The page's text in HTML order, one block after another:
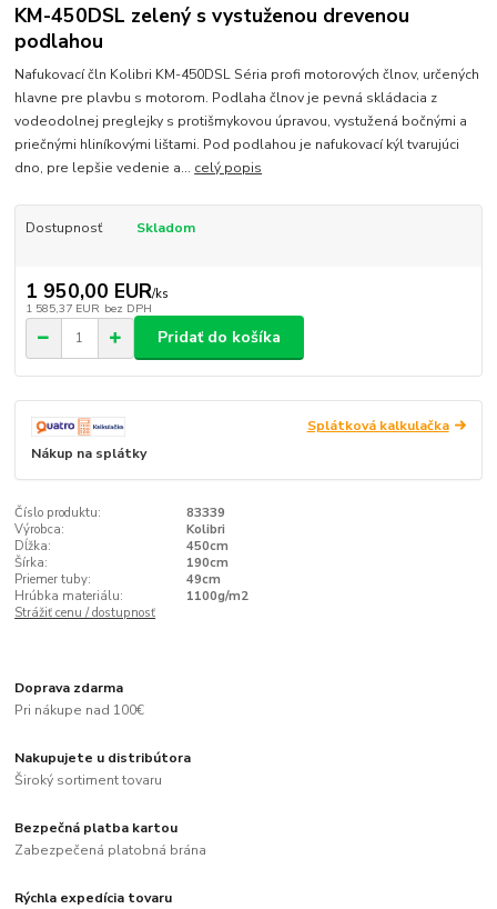
KM-450DSL zelený s vystuženou drevenou
podlahou
Nafukovací čln Kolibri KM-450DSL Séria profi motorových člnov, určených
hlavne pre plavbu s motorom. Podlaha člnov je pevná skládacia z
vodeodolnej preglejky s protišmykovou úpravou, vystužená bočnými a
priečnými hliníkovými lištami. Pod podlahou je nafukovací kýl tvarujúci
dno, pre lepšie vedenie a... celý popis
Dostupnosť Skladom
1 950,00 EUR/ks
1 585,37 EUR bez DPH
Pridať do košíka
Splátková kalkulačka
Nákup na splátky
Číslo produktu:
83339
Výrobca:
Kolibri
Dĺžka:
450cm
Šírka:
190cm
Priemer tuby:
49cm
Hrúbka materiálu:
1100g/m2
Strážiť cenu / dostupnosť
Doprava zdarma
Pri nákupe nad 100€
Nakupujete u distribútora
Široký sortiment tovaru
Bezpečná platba kartou
Zabezpečená platobná brána
Rýchla expedícia tovaru